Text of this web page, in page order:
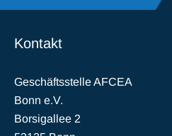
Kontakt
Geschäftsstelle AFCEA
Bonn e.V.
Borsigallee 2